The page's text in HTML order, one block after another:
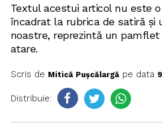
Textul acestui articol nu este
încadrat la rubrica de satiră și
noastre, reprezintă un
atare.
Scris de Mitică Pușcălargăpe data
Distribuie: